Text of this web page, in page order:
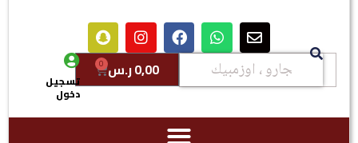
ر.س تسجيل